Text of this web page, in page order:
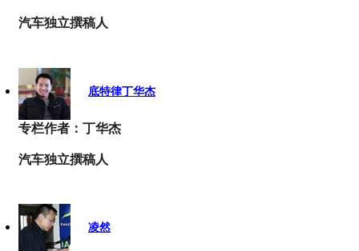
汽车独立撰稿人
底特律丁华杰
专栏作者：丁华杰
汽车独立撰稿人
凌然